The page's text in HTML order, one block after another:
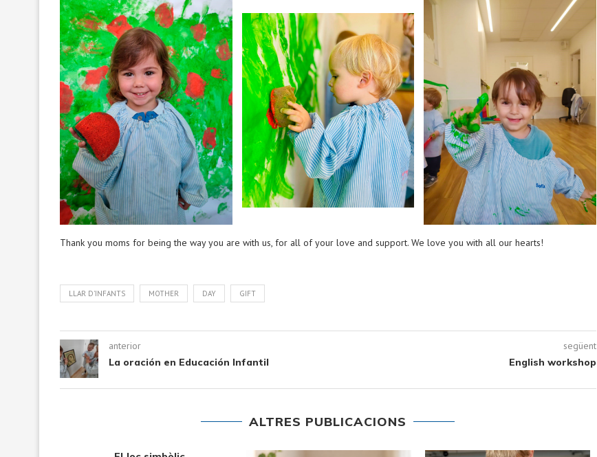
Thank you moms for being the way you are with us, for all of your love and support. We love you with all our hearts!
LLAR D'INFANTS MOTHER DAY GIFT
anterior
La oración en Educación Infantil
següent
English workshop
ALTRES PUBLICACIONS